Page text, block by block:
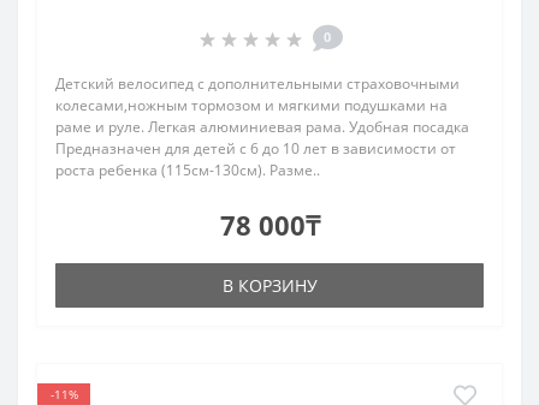
0
Детский велосипед c дополнительными страховочными
колесами,ножным тормозом и мягкими подушками на
раме и руле. Легкая алюминиевая рама. Удобная посадка
Предназначен для детей с 6 до 10 лет в зависимости от
роста ребенка (115см-130см). Разме..
78 000₸
В КОРЗИНУ
-11%